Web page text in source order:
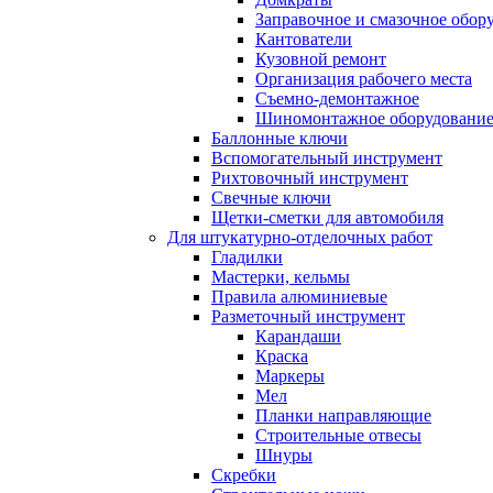
Заправочное и смазочное
Кантователи
Кузовной ремонт
Организация рабочего места
Съемно-демонтажное
Шиномонтажное оборудование
Баллонные ключи
Вспомогательный инструмент
Рихтовочный инструмент
Свечные ключи
Щетки-сметки для автомобиля
Для штукатурно-отделочных работ
Гладилки
Мастерки, кельмы
Правила алюминиевые
Разметочный инструмент
Карандаши
Краска
Маркеры
Мел
Планки направляющие
Строительные отвесы
Шнуры
Скребки